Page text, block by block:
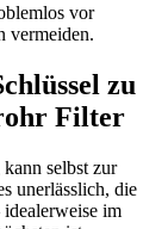
vor
vermeiden.
zu
Filter
selbst zur
unerlässlich, die
im